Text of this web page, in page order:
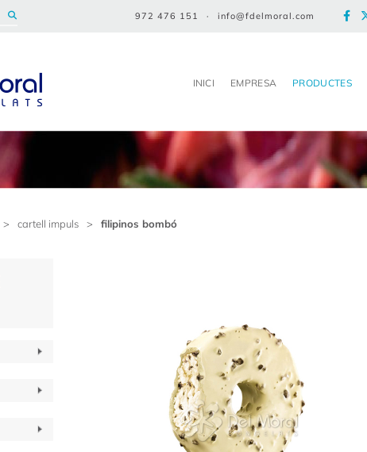
972 476 151 · info@fdelmoral.com
INICI EMPRESA PRODUCTES
> cartell impuls > filipinos bombó